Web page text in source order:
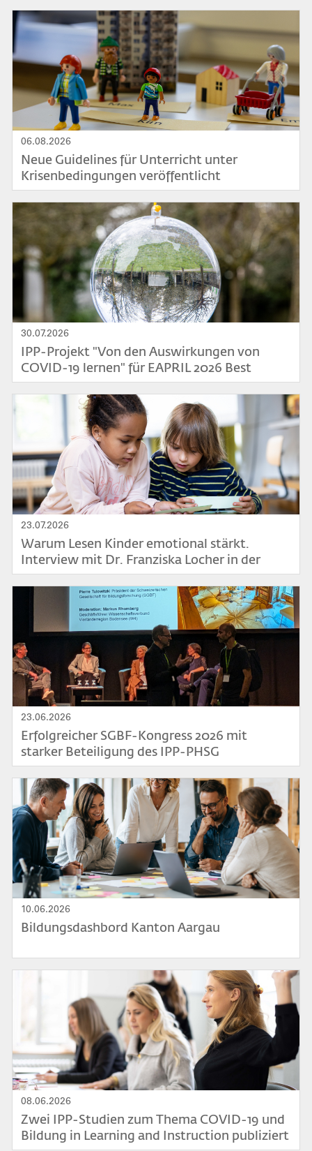
Bild
06.08.2026
Neue Guidelines für Unterricht unter
Krisenbedingungen veröffentlicht
Bild
30.07.2026
IPP-Projekt "Von den Auswirkungen von
COVID-19 lernen" für EAPRIL 2026 Best
Practice-Based Research Award nominiert
23.07.2026
Warum Lesen Kinder emotional stärkt.
Interview mit Dr. Franziska Locher in der
Praxiszeitschrift evido
23.06.2026
Erfolgreicher SGBF-Kongress 2026 mit
starker Beteiligung des IPP-PHSG
Bild
10.06.2026
Bildungsdashbord Kanton Aargau
08.06.2026
Zwei IPP-Studien zum Thema COVID-19 und
Bildung in Learning and Instruction publiziert